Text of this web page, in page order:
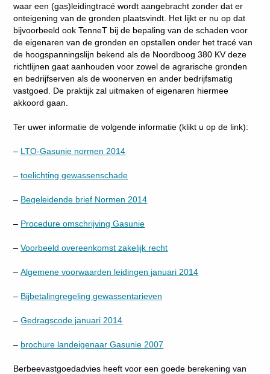
waar een (gas)leidingtracé wordt aangebracht zonder dat er
onteigening van de gronden plaatsvindt. Het lijkt er nu op dat
bijvoorbeeld ook TenneT bij de bepaling van de schaden voor
de eigenaren van de gronden en opstallen onder het tracé van
de hoogspanningslijn bekend als de Noordboog 380 KV deze
richtlijnen gaat aanhouden voor zowel de agrarische gronden
en bedrijfserven als de woonerven en ander bedrijfsmatig
vastgoed. De praktijk zal uitmaken of eigenaren hiermee
akkoord gaan.
Ter uwer informatie de volgende informatie (klikt u op de link):
– LTO-Gasunie normen 2014
–toelichting gewassenschade
– Begeleidende brief Normen 2014
– Procedure omschrijving Gasunie
–Voorbeeld overeenkomst zakelijk recht
–Algemene voorwaarden leidingen januari 2014
– Bijbetalingregeling gewassentarieven
–Gedragscode januari 2014
– brochure landeigenaar Gasunie 2007
Berbeevastgoedadvies heeft voor een goede berekening van